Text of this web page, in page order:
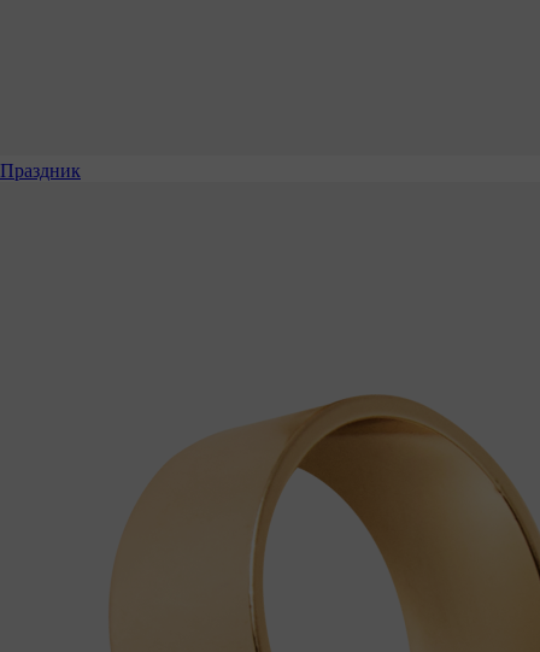
Праздник